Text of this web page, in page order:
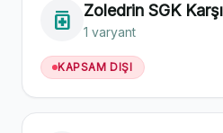
medication Zoledrin SGK
1 varyant
KAPSAM DIŞI